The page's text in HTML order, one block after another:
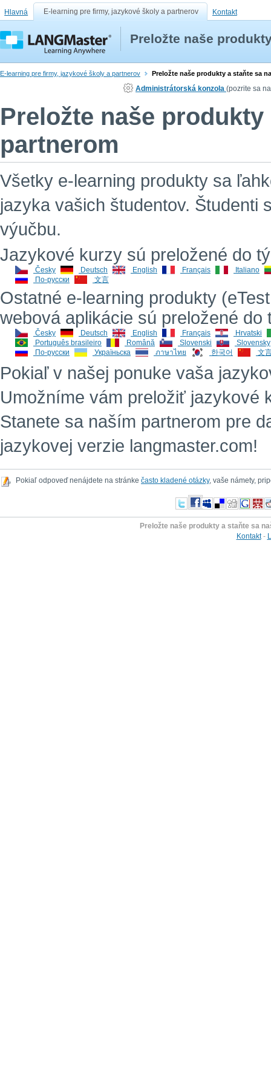
Hlavná E-learning pre firmy, jazykové školy a partnerov Kontakt
Preložte naše
E-learning pre firmy, jazykové školy a partnerov Preložte naše produkty a staňte sa
Administrátorská konzola (pozrite sa
Preložte naše
partnerom
Všetky e-learning produkty sa
jazyka vašich študentov. Študenti
výučbu.
Jazykové kurzy sú preložené do
Česky Deutsch English Français
Italiano
По-русски
文言
Ostatné e-learning produkty
webová aplikácie sú preložené do
Česky Deutsch English Français
Hrvatski
Português brasileiro
Română Slovenski
Slovensky
По-русски
Україньска ภาษาไทย 한국어 文
Pokiaľ v našej ponuke vaša
Umožníme vám preložiť jazykové
Stanete sa naším partnerom pre
jazykovej verzie langmaster.com!
Pokiaľ odpoveď nenájdete na stránke často kladené otázky, vaše námety,
Preložte naše produkty a staňte sa
Kontakt-